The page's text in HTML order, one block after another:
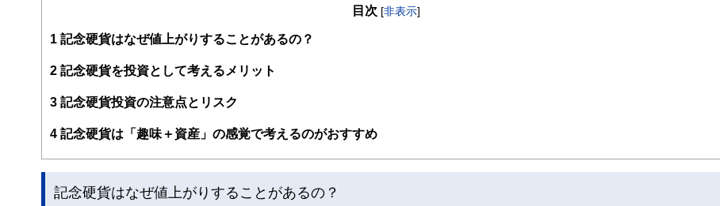
案から記事掲載まですべての工程に関わることで、読者目線のコンテンツを追求しています。
FinancialFieldの特徴は、ファイナンシャルプランナー、弁護士、税理士、宅地建物取引士、相続診断士、住宅ローンアドバイザー、DCプランナ
ー、公認会計士、社会保険労務士、行政書士、投資アナリスト、キャリアコンサルタントなど150名以上の有資格者を執筆者・監修者として迎
と、読み応えのあるコンテンツと確かな情報発信を実現しています。
私たちは、快適でより良い生活のアイデアを提供するお金のコンシェルジュを目指します。
目次 [非表示]
1 記念硬貨はなぜ値上がりすることがあるの？
2 記念硬貨を投資として考えるメリット
3 記念硬貨投資の注意点とリスク
4 記念硬貨は「趣味＋資産」の感覚で考えるのがおすすめ
記念硬貨はなぜ値上がりすることがあるの？